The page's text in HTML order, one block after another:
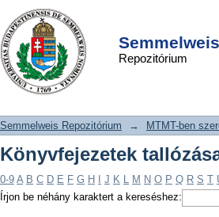
Repozitórium
Könyvfejezetek
szerint "Doktori Iskola"
DSpace/Manakin Repository
Semmelweis Repozitórium → MTMT-ben
Könyvfejezetek
0-9 A B C D E F G H J K L M N O P Q R S T
Írjon be néhány karaktert a kereséshez: